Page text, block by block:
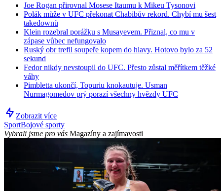
Joe Rogan přirovnal Mosese Itaumu k Mikeu Tysonovi
Polák může v UFC překonat Chabibův rekord. Chybí mu šest
takedownů
Klein rozebral porážku s Musayevem. Přiznal, co mu v
zápase vůbec nefungovalo
Ruský obr trefil soupeře kopem do hlavy. Hotovo bylo za 52
sekund
Fedor nikdy nevstoupil do UFC. Přesto zůstal měřítkem těžké
váhy
Pimbletta ukončí, Topuriu knokautuje. Usman
Nurmagomedov prý porazí všechny hvězdy UFC
Zobrazit více
SportBojové sporty
Vybrali jsme pro vás Magazíny a zajímavosti